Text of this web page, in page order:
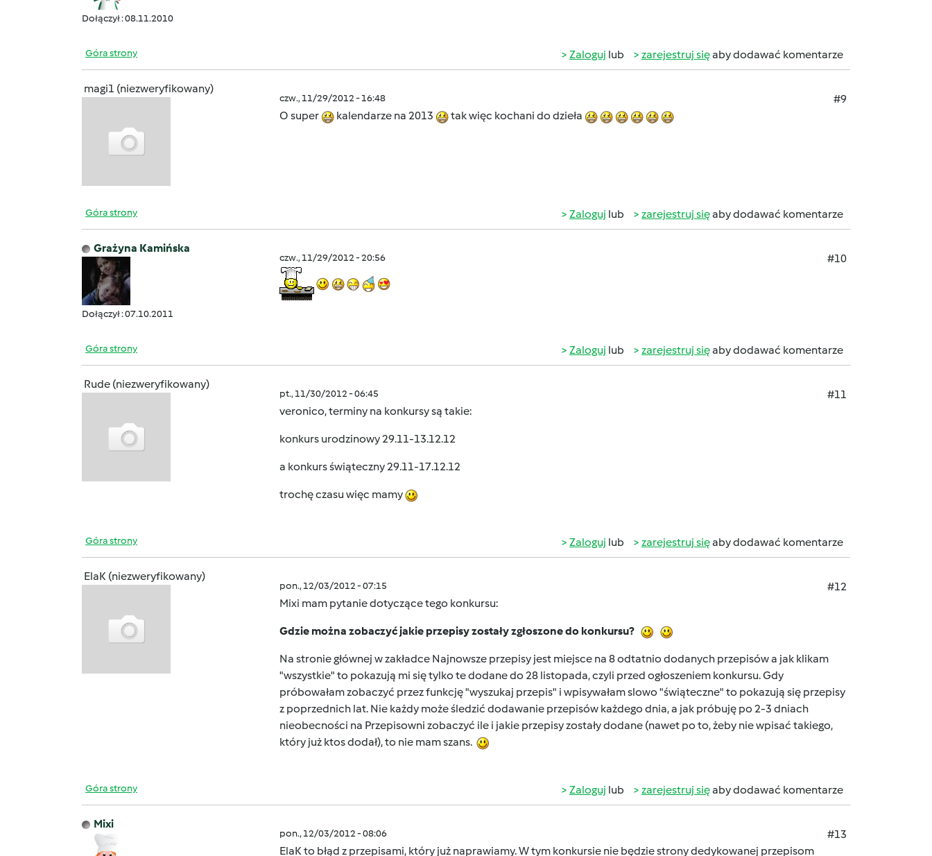
Dołączył : 08.11.2010
Góra strony Zaloguj lub zarejestruj sięaby dodawać komentarze
magi1 (niezweryfikowany)
czw., 11/29/2012 - 16:48
#9
O super
kalendarze na 2013 tak więc kochani do dzieła
Góra strony Zaloguj lub zarejestruj sięaby dodawać komentarze
Grażyna Kamińska
Dołączył : 07.10.2011
czw., 11/29/2012 - 20:56 #10
Góra strony Zaloguj lub zarejestruj sięaby dodawać komentarze
Rude (niezweryfikowany)
pt., 11/30/2012 - 06:45
#11
veronico, terminy na konkursy są takie:
konkurs urodzinowy 29.11-13.12.12
a konkurs świąteczny 29.11-17.12.12
trochę czasu więc mamy
Góra strony Zaloguj lub zarejestruj sięaby dodawać komentarze
ElaK (niezweryfikowany)
pon., 12/03/2012 - 07:15
#12
Mixi mam pytanie dotyczące tego konkursu:
Gdzie można zobaczyć jakie przepisy zostały zgłoszone do konkursu?
Na stronie głównej w zakładce Najnowsze przepisy jest miejsce na 8 odtatnio dodanych przepisów a jak klikam
"wszystkie" to pokazują mi się tylko te dodane do 28 listopada, czyli przed ogłoszeniem konkursu. Gdy
próbowałam zobaczyć przez funkcję "wyszukaj przepis" i wpisywałam slowo "świąteczne" to pokazują się przepisy
z poprzednich lat. Nie każdy może śledzić dodawanie przepisów każdego dnia, a jak próbuję po 2-3 dniach
nieobecności na Przepisowni zobaczyć ile i jakie przepisy zostały dodane (nawet po to, żeby nie wpisać takiego,
który już ktos dodał), to nie mam szans.
Góra strony Zaloguj lub zarejestruj sięaby dodawać komentarze
Mixi
pon., 12/03/2012 - 08:06
#13
ElaK to błąd z przepisami, który już naprawiamy. W tym konkursie nie będzie strony dedykowanej przepisom